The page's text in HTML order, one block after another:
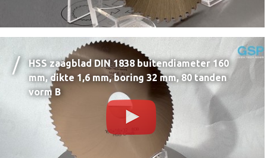
HSS zaagblad DIN 1838 buitendiameter 160
mm, dikte 1,6 mm, boring 32 mm, 80 tanden
vorm B